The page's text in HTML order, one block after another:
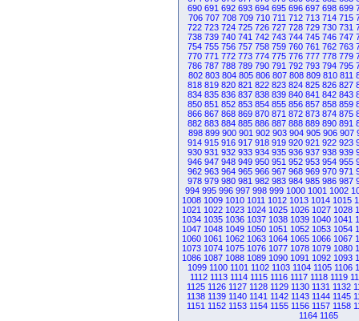
690 691 692 693 694 695 696 697 698 699
706 707 708 709 710 711 712 713 714 715
722 723 724 725 726 727 728 729 730 731
738 739 740 741 742 743 744 745 746 747
754 755 756 757 758 759 760 761 762 763
770 771 772 773 774 775 776 777 778 779
786 787 788 789 790 791 792 793 794 795
802 803 804 805 806 807 808 809 810 811
818 819 820 821 822 823 824 825 826 827
834 835 836 837 838 839 840 841 842 843
850 851 852 853 854 855 856 857 858 859
866 867 868 869 870 871 872 873 874 875
882 883 884 885 886 887 888 889 890 891
898 899 900 901 902 903 904 905 906 907
914 915 916 917 918 919 920 921 922 923
930 931 932 933 934 935 936 937 938 939
946 947 948 949 950 951 952 953 954 955
962 963 964 965 966 967 968 969 970 971
978 979 980 981 982 983 984 985 986 987
994 995 996 997 998 999 1000 1001 1002
1008 1009 1010 1011 1012 1013 1014 1015
1021 1022 1023 1024 1025 1026 1027 1028
1034 1035 1036 1037 1038 1039 1040 1041
1047 1048 1049 1050 1051 1052 1053 1054
1060 1061 1062 1063 1064 1065 1066 1067
1073 1074 1075 1076 1077 1078 1079 1080
1086 1087 1088 1089 1090 1091 1092 1093
1099 1100 1101 1102 1103 1104 1105 1106
1112 1113 1114 1115 1116 1117 1118 1119
1125 1126 1127 1128 1129 1130 1131 1132
1138 1139 1140 1141 1142 1143 1144 1145
1151 1152 1153 1154 1155 1156 1157 1158
1164 1165